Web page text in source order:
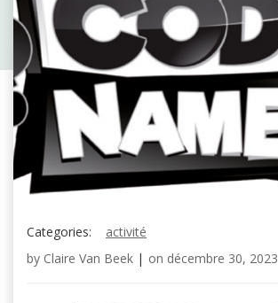
Categories:
activité
by Claire Van Beek | on décembre 30, 2023